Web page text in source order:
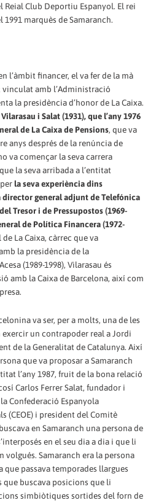
Reial Club Deportiu Espanyol. El rei
1991 marquès de Samaranch.
l’àmbit financer, el va fer de la mà
amb l’Administració
la presidència d’honor de La Caixa.
i Salat (1931), que l’any 1976
de La Caixa de Pensions, que va
anys després de la renúncia de
va començar la seva carrera
la seva arribada a l’entitat
la seva experiència dins
general adjunt de Telefónica
Tresor i de Pressupostos (1969-
de Política Financera (1972-
La Caixa, càrrec que va
la presidència de la
(1989-1998), Vilarasau és
amb la Caixa de Barcelona, així com
va ser, per a molts, una de les
un contrapoder real a Jordi
de la Generalitat de Catalunya. Així
que va proposar a Samaranch
l’any 1987, fruit de la bona relació
Carlos Ferrer Salat, fundador i
Confederació Espanyola
(CEOE) i president del Comitè
en Samaranch una persona de
en el seu dia a dia i que li
volgués. Samaranch era la persona
que passava temporades llargues
buscava posicions que li
simbiòtiques sortides del forn de